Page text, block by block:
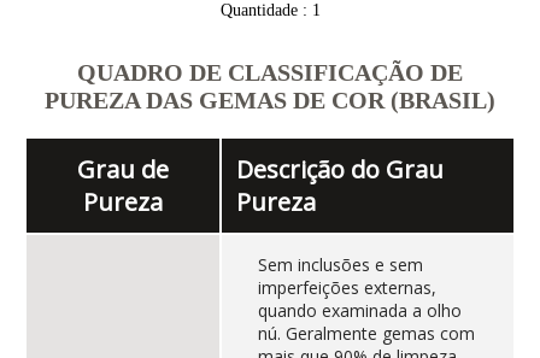
Quantidade : 1
QUADRO DE CLASSIFICAÇÃO DE
PUREZA DAS GEMAS DE COR (BRASIL)
Grau de
Pureza
Descrição do Grau
Pureza
Sem inclusões e sem
imperfeições externas,
quando examinada a olho
nú. Geralmente gemas com